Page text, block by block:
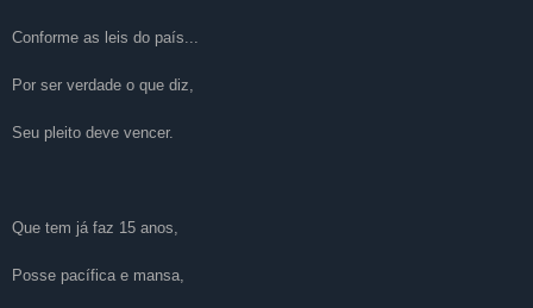
Conforme as leis do país...
Por ser verdade o que diz,
Seu pleito deve vencer.
Que tem já faz 15 anos,
Posse pacífica e mansa,